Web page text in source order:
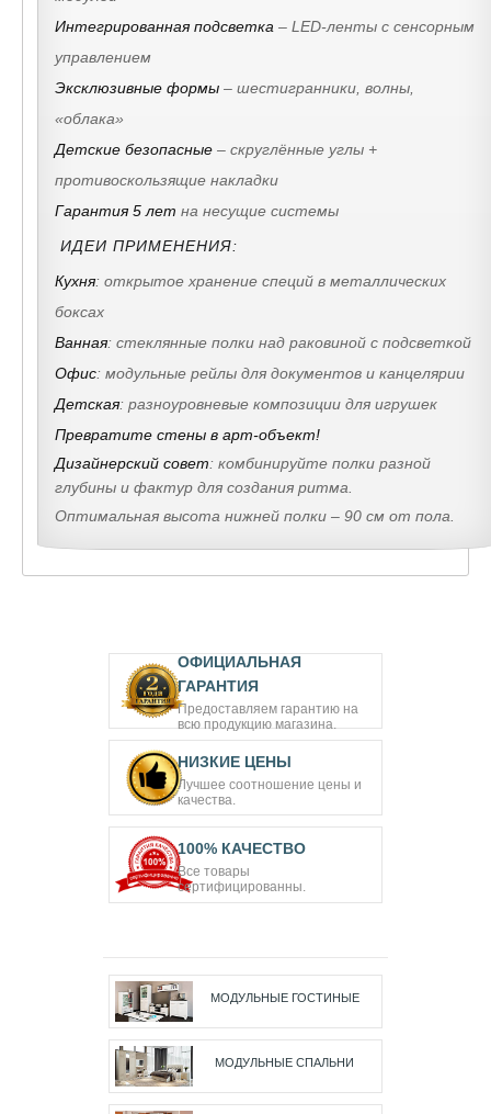
Интегрированная подсветка – LED-ленты с сенсорным
управлением
Эксклюзивные формы – шестигранники, волны,
«облака»
Детские безопасные – скруглённые углы +
противоскользящие накладки
Гарантия 5 лет на несущие системы
ИДЕИ ПРИМЕНЕНИЯ:
Кухня: открытое хранение специй в металлических
боксах
Ванная: стеклянные полки над раковиной с подсветкой
Офис: модульные рейлы для документов и канцелярии
Детская: разноуровневые композиции для игрушек
Превратите стены в арт-объект!
Дизайнерский совет: комбинируйте полки разной
глубины и фактур для создания ритма.
Оптимальная высота нижней полки – 90 см от пола
ОФИЦИАЛЬНАЯ
ГАРАНТИЯ
Предоставляем гарантию на
всю продукцию магазина.
НИЗКИЕ ЦЕНЫ
Лучшее соотношение цены и
качества.
100% КАЧЕСТВО
Все товары
сертифицированны.
МОДУЛЬНЫЕ ГОСТИНЫЕ
МОДУЛЬНЫЕ СПАЛЬНИ